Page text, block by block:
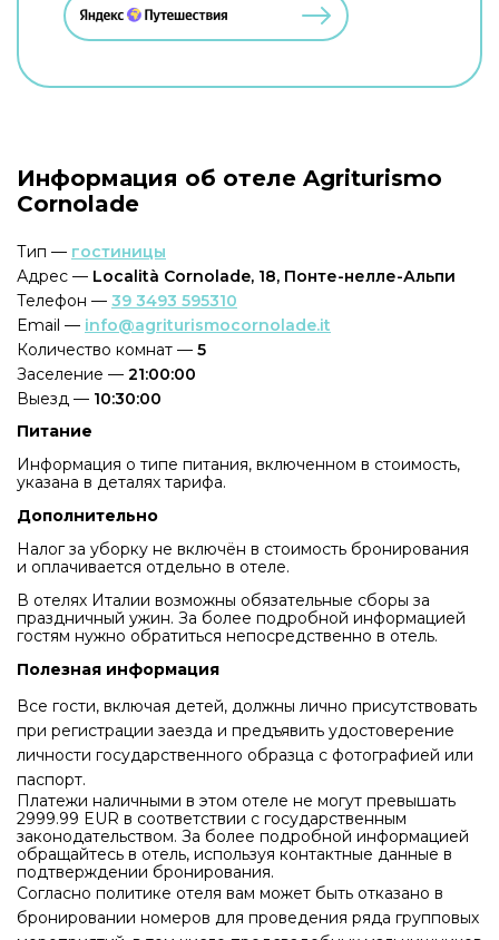
Информация об отеле Agriturismo
Cornolade
Тип — гостиницы
Адрес — Località Cornolade, 18, Понте-нелле-Альпи
Телефон — 39 3493 595310
Email — info@agriturismocornolade.it
Количество комнат — 5
Заселение — 21:00:00
Выезд — 10:30:00
Питание
Информация о типе питания, включенном в стоимость,
указана в деталях тарифа.
Дополнительно
Налог за уборку не включён в стоимость бронирования
и оплачивается отдельно в отеле.
В отелях Италии возможны обязательные сборы за
праздничный ужин. За более подробной информацией
гостям нужно обратиться непосредственно в отель.
Полезная информация
Все гости, включая детей, должны лично присутствовать
при регистрации заезда и предъявить удостоверение
личности государственного образца с фотографией или
паспорт.
Платежи наличными в этом отеле не могут превышать
2999.99 EUR в соответствии с государственным
законодательством. За более подробной информацией
обращайтесь в отель, используя контактные данные в
подтверждении бронирования.
Согласно политике отеля вам может быть отказано в
бронировании номеров для проведения ряда групповых